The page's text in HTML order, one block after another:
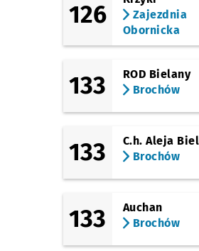
Paprotna NŻ Przystanek
Zajezdnia Obornicka
126
Zajezdnia
Obornicka
133
ROD Bielany
Brochów
133
C.h. Aleja
Brochów
133
Auchan
Brochów